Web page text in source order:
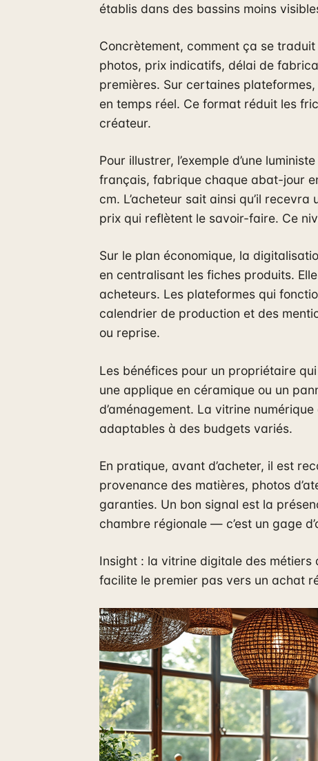
établis dans des bassins moins
Concrètement, comment ça se
photos, prix indicatifs, délai de
premières. Sur certaines
en temps réel. Ce format réduit les
créateur.
Pour illustrer, l’exemple d’une
français, fabrique chaque abat-jour
cm. L’acheteur sait ainsi qu’il
prix qui reflètent le savoir-faire. Ce
Sur le plan économique, la
en centralisant les fiches produits.
acheteurs. Les plateformes qui
calendrier de production et des
ou reprise.
Les bénéfices pour un propriétaire
une applique en céramique ou un
d’aménagement. La vitrine
adaptables à des budgets variés.
En pratique, avant d’acheter, il est
provenance des matières, photos
garanties. Un bon signal est la
chambre régionale — c’est un gage
Insight : la vitrine digitale des métiers
facilite le premier pas vers un achat